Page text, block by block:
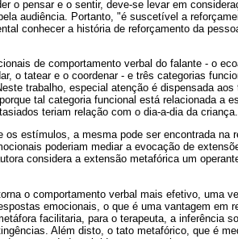
o pensar e o sentir, deve-se levar em
audiência. Portanto, "é suscetível a
conhecer a história de reforçamento da
de comportamento verbal do falante - o
o tatear e o coordenar - e três categorias
trabalho, especial atenção é dispensada
tal categoria funcional está relacionada a
teriam relação com o dia-a-dia da criança.
os estímulos, a mesma pode ser encontrada na
poderiam mediar a evocação de
considera a extensão metafórica um
o comportamento verbal mais efetivo, uma
emocionais, o que é uma vantagem em
facilitaria, para o terapeuta, a inferência
Além disto, o tato metafórico, que é